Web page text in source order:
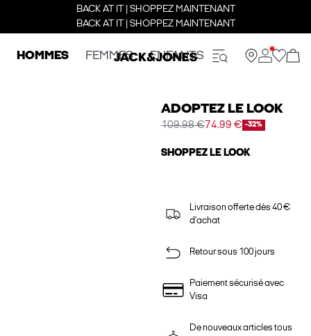
BACK AT IT | SHOPPEZ MAINTENANT
BACK AT IT | SHOPPEZ MAINTENANT
HOMMES FEMMES ENFANTS
ADOPTEZ LE LOOK
109.98 €74.99 € -32%
SHOPPEZ LE LOOK
Livraison offerte dès 40 €
d'achat
Retour sous 100 jours
Paiement sécurisé avec
Visa
De nouveaux articles tous